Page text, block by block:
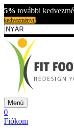
5% további
kedvezményt!
Menü
0
Fiókom